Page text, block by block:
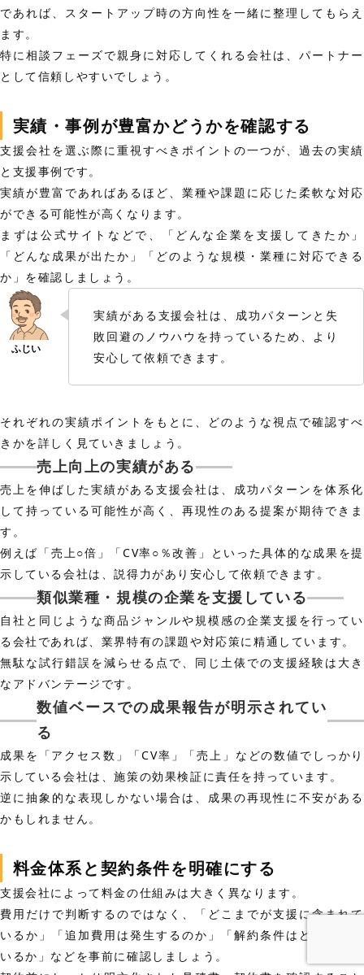
であれば、スタートアップ時の方向性を一緒に整理してもらえ
ます。
特に相談フェーズで親身に対応してくれる会社は、パートナー
として信頼しやすいでしょう。
実績・事例が豊富かどうかを確認する
支援会社を選ぶ際に重視すべきポイントの一つが、過去の実績
と支援事例です。
実績が豊富であればあるほど、業種や課題に応じた柔軟な対応
ができる可能性が高くなります。
まずは公式サイトなどで、「どんな企業を支援してきたか」
「どんな成果が出たか」「どのような規模・業種に対応できる
か」を確認しましょう。
実績がある支援会社は、成功パターンと失
敗回避のノウハウを持っているため、より
安心して依頼できます。
それぞれの実績ポイントをもとに、どのような視点で確認すべ
きかを詳しく見ていきましょう。
売上向上の実績がある
売上を伸ばした実績がある支援会社は、成功パターンを体系化
して持っている可能性が高く、再現性のある提案が期待できま
す。
例えば「売上○倍」「CV率○％改善」といった具体的な成果を提
示している会社は、説得力があり安心して依頼できます。
類似業種・規模の企業を支援している
自社と同じような商品ジャンルや規模感の企業支援を行ってい
る会社であれば、業界特有の課題や対応策に精通しています。
無駄な試行錯誤を減らせる点で、同じ土俵での支援経験は大き
なアドバンテージです。
数値ベースでの成果報告が明示されてい
る
成果を「アクセス数」「CV率」「売上」などの数値でしっかり
示している会社は、施策の効果検証に責任を持っています。
逆に抽象的な表現しかない場合は、成果の再現性に不安がある
かもしれません。
料金体系と契約条件を明確にする
支援会社によって料金の仕組みは大きく異なります。
費用だけで判断するのではなく、「どこまでが支援に含まれて
いるか」「追加費用は発生するのか」「解約条件はどうなって
いるか」などを事前に確認しましょう。